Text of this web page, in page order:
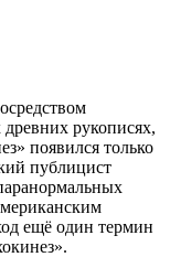
рукописях,
появился только
публицист
ещё один термин